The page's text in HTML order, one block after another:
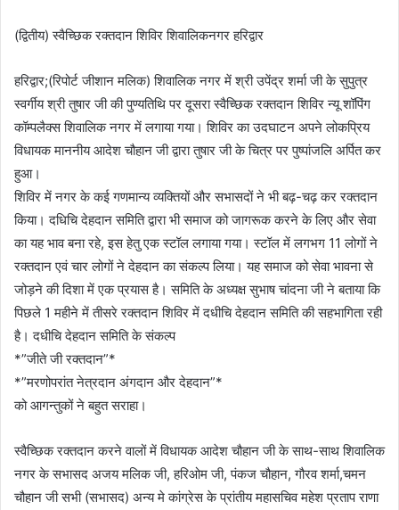
(द्वितीय) स्वैच्छिक रक्तदान शिविर शिवालिकनगर हरिद्वार
हरिद्वार;(रिपोर्ट जीशान मलिक) शिवालिक नगर में श्री उपेंद्र शर्मा जी के सुपुत्र
स्वर्गीय श्री तुषार जी की पुण्यतिथि पर दूसरा स्वैच्छिक रक्तदान शिविर न्यू शॉपिंग
कॉम्पलैक्स शिवालिक नगर में लगाया गया। शिविर का उदघाटन अपने लोकप्रिय
विधायक माननीय आदेश चौहान जी द्वारा तुषार जी के चित्र पर पुष्पांजलि अर्पित कर
हुआ।
शिविर में नगर के कई गणमान्य व्यक्तियों और सभासदों ने भी बढ़-चढ़ कर रक्तदान
किया। दधिचि देहदान समिति द्वारा भी समाज को जागरूक करने के लिए और सेवा
का यह भाव बना रहे, इस हेतु एक स्टॉल लगाया गया। स्टॉल में लगभग 11 लोगों ने
रक्तदान एवं चार लोगों ने देहदान का संकल्प लिया। यह समाज को सेवा भावना से
जोड़ने की दिशा में एक प्रयास है। समिति के अध्यक्ष सुभाष चांदना जी ने बताया कि
पिछले 1 महीने में तीसरे रक्तदान शिविर में दधीचि देहदान समिति की सहभागिता रही
है। दधीचि देहदान समिति के संकल्प
*”जीते जी रक्तदान”*
*”मरणोपरांत नेत्रदान अंगदान और देहदान”*
को आगन्तुकों ने बहुत सराहा।
स्वैच्छिक रक्तदान करने वालों में विधायक आदेश चौहान जी के साथ-साथ शिवालिक
नगर के सभासद अजय मलिक जी, हरिओम जी, पंकज चौहान, गौरव शर्मा,चमन
चौहान जी सभी (सभासद) अन्य मे कांग्रेस के प्रांतीय महासचिव महेश प्रताप राणा